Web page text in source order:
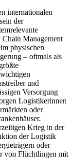
internationalen
der
Management
physischen
– oftmals als
und
Versorgung
Logistikerinnen
oder
Krieg in der
der Logistik
oder
von Flüchtlingen mit